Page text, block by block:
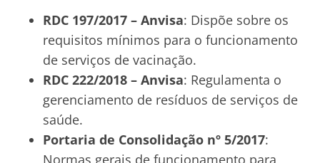
RDC 197/2017 – Anvisa: Dispõe sobre os
requisitos mínimos para o funcionamento
de serviços de vacinação.
RDC 222/2018 – Anvisa: Regulamenta o
gerenciamento de resíduos de serviços de
saúde.
Portaria de Consolidação nº 5/2017:
Normas gerais de funcionamento para